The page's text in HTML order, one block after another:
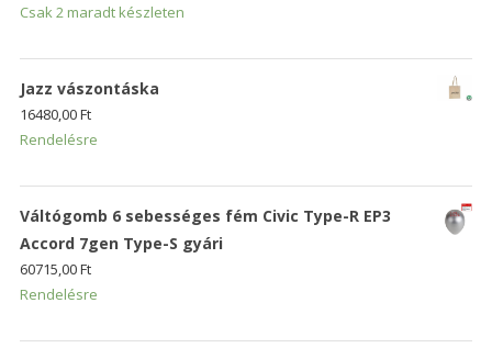
Csak 2 maradt készleten
Jazz vászontáska
16480,00Ft
Rendelésre
Váltógomb 6 sebességes fém Civic Type-R EP3
Accord 7gen Type-S gyári
60715,00Ft
Rendelésre